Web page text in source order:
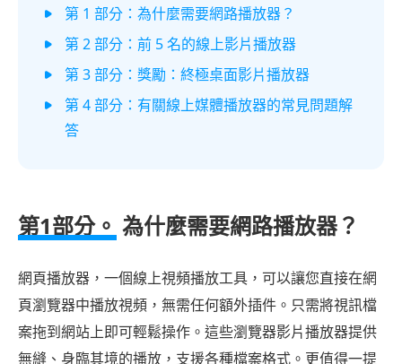
第 1 部分：為什麼需要網路播放器？
第 2 部分：前 5 名的線上影片播放器
第 3 部分：獎勵：終極桌面影片播放器
第 4 部分：有關線上媒體播放器的常見問題解
答
第1部分。 為什麼需要網路播放器？
網頁播放器，一個線上視頻播放工具，可以讓您直接在網
頁瀏覽器中播放視頻，無需任何額外插件。只需將視訊檔
案拖到網站上即可輕鬆操作。這些瀏覽器影片播放器提供
無縫、身臨其境的播放，支援各種檔案格式。更值得一提